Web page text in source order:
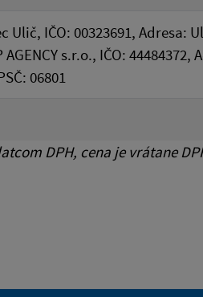
Ulič, IČO: 00323691, Adresa:
AGENCY s.r.o., IČO:
06801
DPH, cena je vrátane